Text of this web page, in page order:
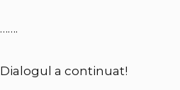
…….
Dialogul a continuat!